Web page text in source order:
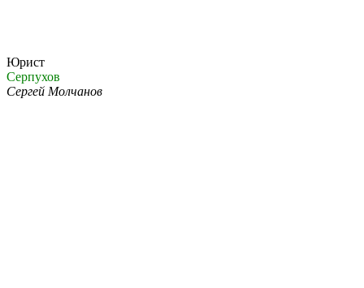
Юрист
Серпухов
Сергей Молчанов